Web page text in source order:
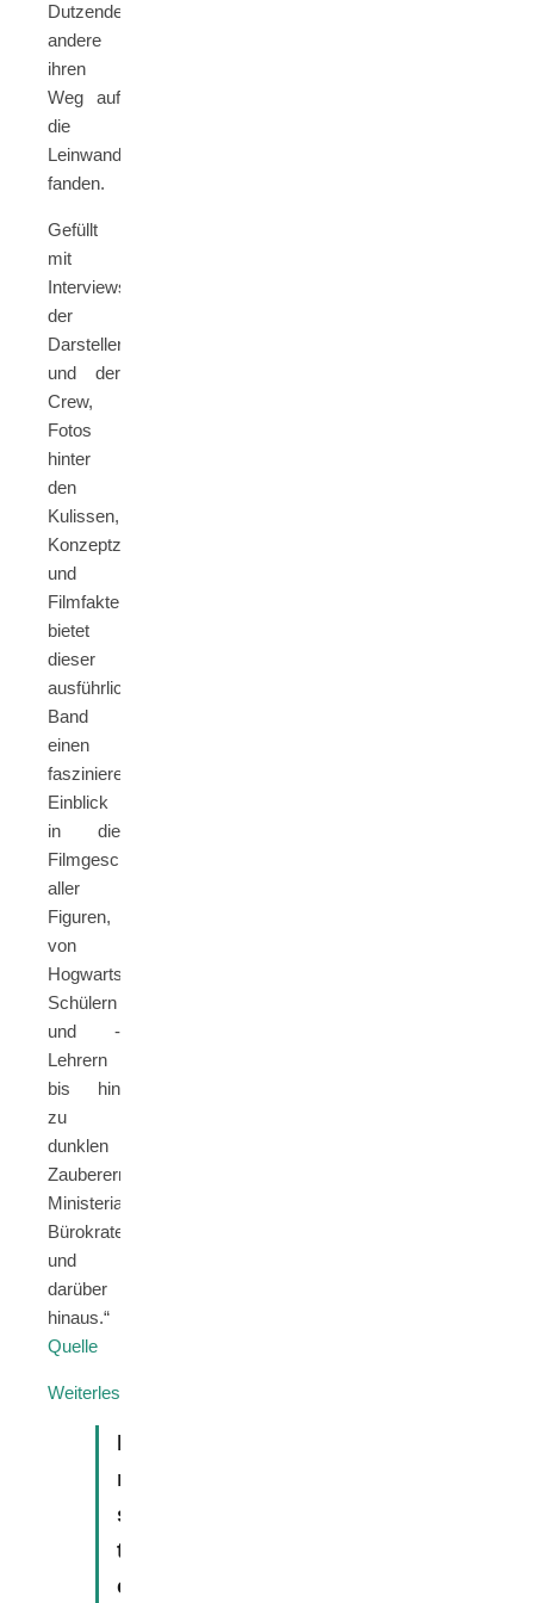
Dutzende
andere
ihren
Weg auf
die
Leinwand
fanden.
Gefüllt
mit
Interviews
der
Darstellern
und der
Crew,
Fotos
hinter
den
Kulissen,
Konzeptzeichnungen
und
Filmfakten
bietet
dieser
ausführliche
Band
einen
faszinierenden
Einblick
in die
Filmgeschichte
aller
Figuren,
von
Hogwarts-
Schülern
und -
Lehrern
bis hin
zu
dunklen
Zauberern,
Ministerialbeamten,
Bürokraten
und
darüber
hinaus.“
Quelle
Weiterlesen
E
r
s
t
e